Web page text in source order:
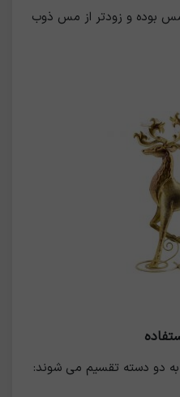
مس بوده و زودتر از مس ذوب
به دو دسته تقسیم می شوند: